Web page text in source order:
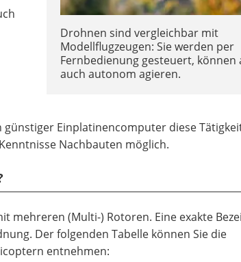
Drohnen sind vergleichbar mit
Modellflugzeugen: Sie werden per
Fernbedienung gesteuert, können
auch autonom agieren.
Einplatinencomputer diese
Nachbauten möglich.
mehreren (Multi-) Rotoren. Eine exakte
Der folgenden Tabelle können Sie die
entnehmen: